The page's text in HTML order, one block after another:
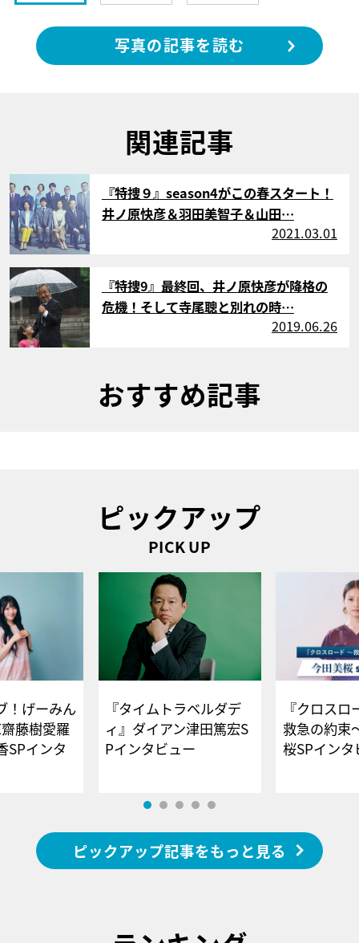
写真の記事を読む
関連記事
サムネイル
『特捜９』season4がこの春スタート！
井ノ原快彦＆羽田美智子＆山田…
2021.03.01
サムネイル
『特捜9』最終回、井ノ原快彦が降格の
危機！そして寺尾聰と別れの時…
2019.06.26
おすすめ記事
ピックアップ
PICK UP
！げーみん
藤樹愛羅
SPインタ
『タイムトラベルダデ
ィ』ダイアン津田篤宏S
Pインタビュー
『クロス
救急の約束
桜SPイ
ピックアップ記事をもっと見る